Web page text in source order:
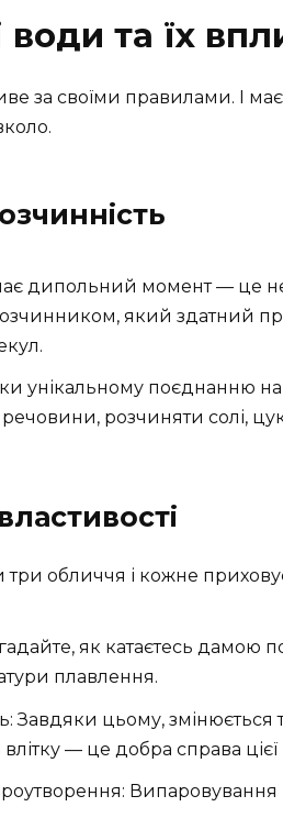
води та їх
за своїми правилами. І має
дипольний момент — це не
який здатний
унікальному поєднанню на
розчиняти солі,
обличчя і кожне
як катаєтесь дамою
плавлення.
Завдяки цьому, змінюється
— це добра справа цієї